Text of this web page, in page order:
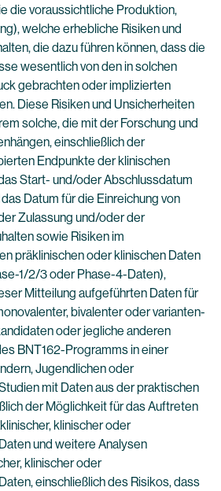
die voraussichtliche Produktion,
welche erhebliche Risiken und
die dazu führen können, dass die
wesentlich von den in solchen
gebrachten oder implizierten
Diese Risiken und Unsicherheiten
solche, die mit der Forschung und
einschließlich der
Endpunkte der klinischen
Start- und/oder Abschlussdatum
Datum für die Einreichung von
Zulassung und/oder der
sowie Risiken im
präklinischen oder klinischen Daten
1/2/3 oder Phase-4-Daten),
Mitteilung aufgeführten Daten für
bivalenter oder varianten-
oder jegliche anderen
BNT162-Programms in einer
Jugendlichen oder
mit Daten aus der praktischen
der Möglichkeit für das Auftreten
klinischer oder
und weitere Analysen
klinischer oder
einschließlich des Risikos, dass